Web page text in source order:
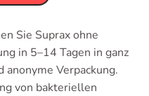
Sie Suprax ohne
in 5–14 Tagen in ganz
Verpackung.
von bakteriellen